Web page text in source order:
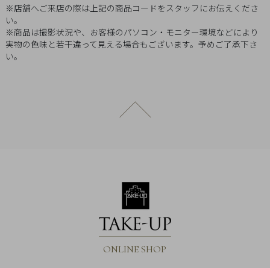
※店舗へご来店の際は上記の商品コードをスタッフにお伝えくださ
い。
※商品は撮影状況や、お客様のパソコン・モニター環境などにより
実物の色味と若干違って見える場合もございます。予めご了承下さ
い。
ページトップへ戻る
ONLINE SHOP
Q&A
SHOP